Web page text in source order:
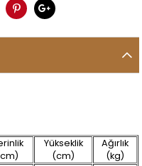
Yükseklik
(cm)
Ağırlık
(kg)